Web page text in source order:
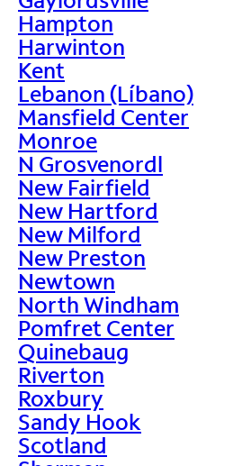
Hampton
Harwinton
Kent
Lebanon (Líbano)
Mansfield Center
Monroe
N Grosvenordl
New Fairfield
New Hartford
New Milford
New Preston
Newtown
North Windham
Pomfret Center
Quinebaug
Riverton
Roxbury
Sandy Hook
Scotland